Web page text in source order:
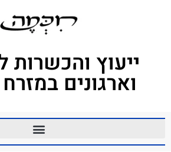
ייעוץ והכשרות
וארגונים